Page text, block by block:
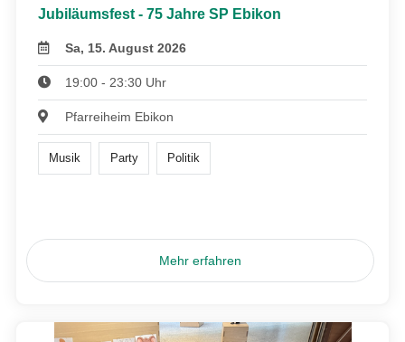
Jubiläumsfest - 75 Jahre SP Ebikon
Sa, 15. August 2026
19:00 - 23:30 Uhr
Pfarreiheim Ebikon
Musik Party Politik
Mehr erfahren